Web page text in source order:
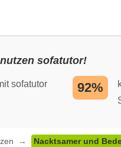
sofatutor!
sofatutor
92%
Nacktsamer und